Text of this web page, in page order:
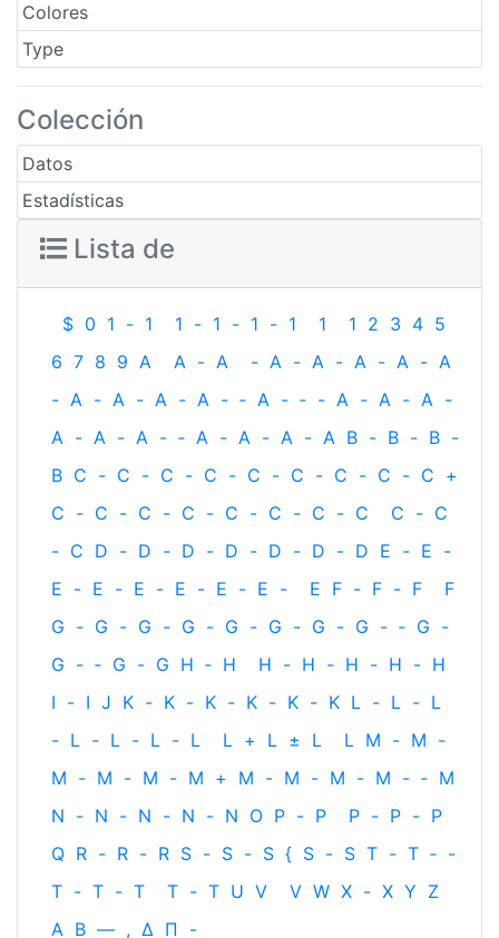
Colores
Type
Colección
Datos
Estadísticas
Lista de
$ 0 1 - 1 1 - 1 - 1 - 1 1 1 2 3 4 5
6 7 8 9 A A - A - A - A - A - A - A
- A - A - A - A - ‐ A - ‐ - A - A - A -
A - A - A - ‐ A - A - A - A B - B - B -
B C - C - C - C - C - C - C - C - C +
C - C - C - C - C - C - C - C C - C
- C D - D - D - D - D - D - D E - E -
E - E - E - E - E - E - E F - F - F
F
G - G - G - G - G - G - G - G - ‐ G -
G - ‐ G - G H ‐ H H - H - H - H - H
I - I J K - K - K - K - K - K L - L - L
- L - L - L - L L + L ± L L M - M -
M - M - M - M + M - M - M - M - ‐ M
N - N - N - N - N O P - P P - P - P
Q R - R - R S - S - S { S - S T - T ‐ -
T - T - T T - T U V V W X - X Y Z
Α Β — , Δ Π -